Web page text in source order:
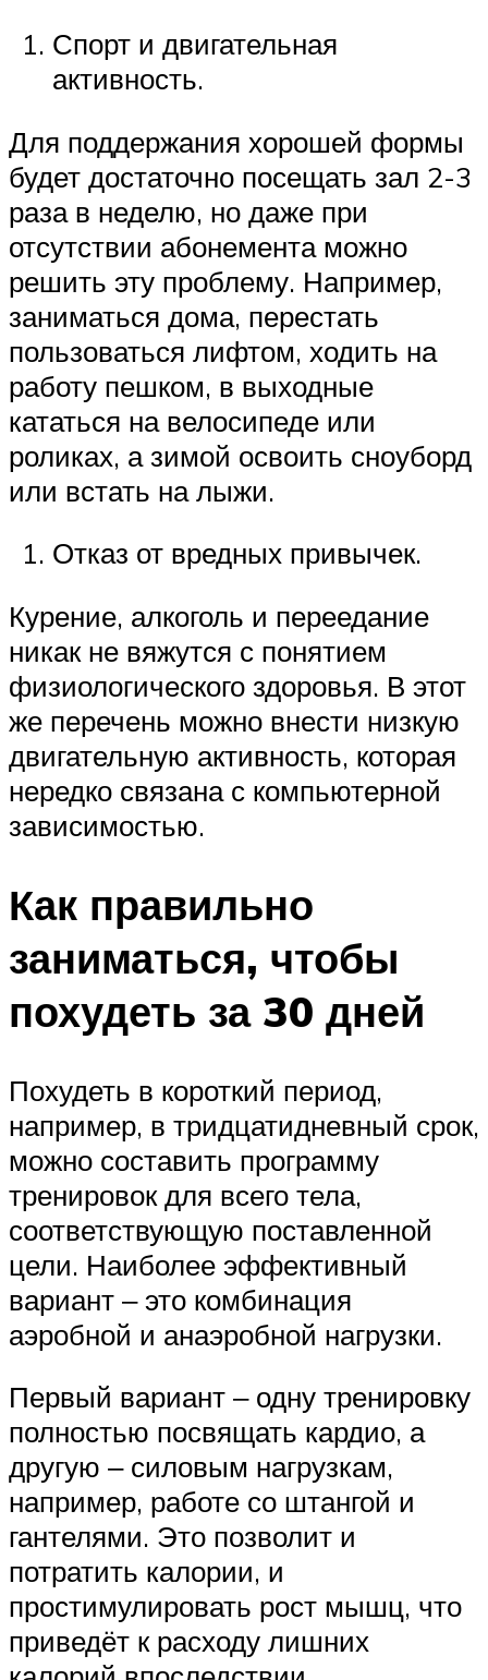
Спорт и двигательная
активность.
Для поддержания хорошей формы
будет достаточно посещать зал 2-3
раза в неделю, но даже при
отсутствии абонемента можно
решить эту проблему. Например,
заниматься дома, перестать
пользоваться лифтом, ходить на
работу пешком, в выходные
кататься на велосипеде или
роликах, а зимой освоить сноуборд
или встать на лыжи.
Отказ от вредных привычек.
Курение, алкоголь и переедание
никак не вяжутся с понятием
физиологического здоровья. В этот
же перечень можно внести низкую
двигательную активность, которая
нередко связана с компьютерной
зависимостью.
Как правильно
заниматься, чтобы
похудеть за 30 дней
Похудеть в короткий период,
например, в тридцатидневный срок,
можно составить программу
тренировок для всего тела,
соответствующую поставленной
цели. Наиболее эффективный
вариант ‒ это комбинация
аэробной и анаэробной нагрузки.
Первый вариант ‒ одну тренировку
полностью посвящать кардио, а
другую ‒ силовым нагрузкам,
например, работе со штангой и
гантелями. Это позволит и
потратить калории, и
простимулировать рост мышц, что
приведёт к расходу лишних